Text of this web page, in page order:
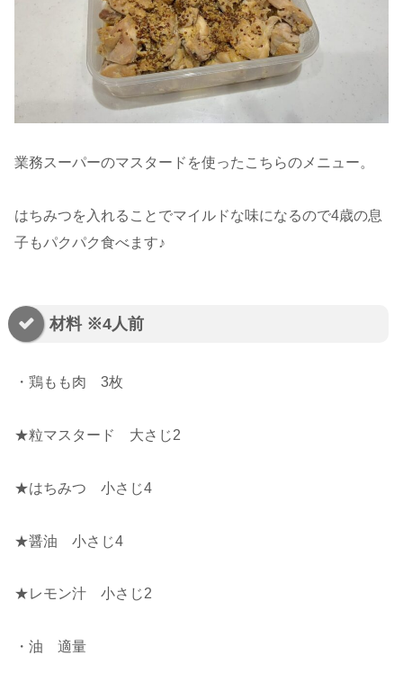
業務スーパーのマスタードを使ったこちらのメニュー。
はちみつを入れることでマイルドな味になるので4歳の息
子もパクパク食べます♪
材料 ※4人前
・鶏もも肉 3枚
★粒マスタード 大さじ2
★はちみつ 小さじ4
★醤油 小さじ4
★レモン汁 小さじ2
・油 適量